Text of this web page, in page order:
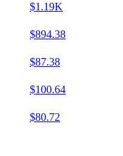
$1.19K
$894.38
$87.38
$100.64
$80.72